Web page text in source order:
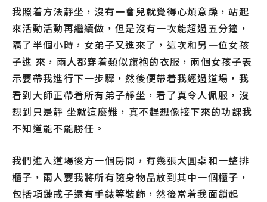
我照着方法靜坐，沒有一會兒就覺得心煩意躁，站起
來活動活動再繼續做，但是沒有一次能超過五分鐘，
隔了半個小時，女弟子又進來了，這次和另一位女孩
子進 來，兩人都穿着類似旗袍的衣服，兩個女孩子表
示要帶我進行下一步驟，然後便帶着我經過道場，我
看到大師正帶着所有弟子靜坐，看了真令人佩服，沒
想到只是靜 坐就這麼難，真不趕想像接下來的功課我
不知道能不能勝任。
我們進入道場後方一個房間，有幾張大圓桌和一整排
櫃子，兩人要我將所有隨身物品放到其中一個櫃子，
包括項鏈戒子還有手錶等裝飾，然後當着我面鎖起